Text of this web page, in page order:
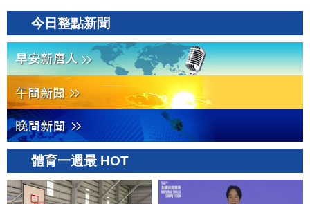
今日整點新聞
體育一週最 HOT